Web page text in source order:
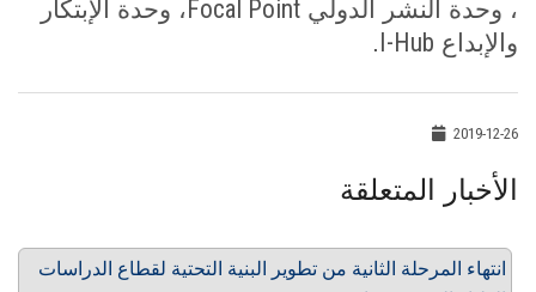
، وحدة النشر الدولي Focal Point ، وحدة الإبتكار
والإبداع I-Hub
.
2019-12-26
الأخبار المتعلقة
انتهاء المرحلة الثانية من تطوير البنية التحتية لقطاع الدراسات